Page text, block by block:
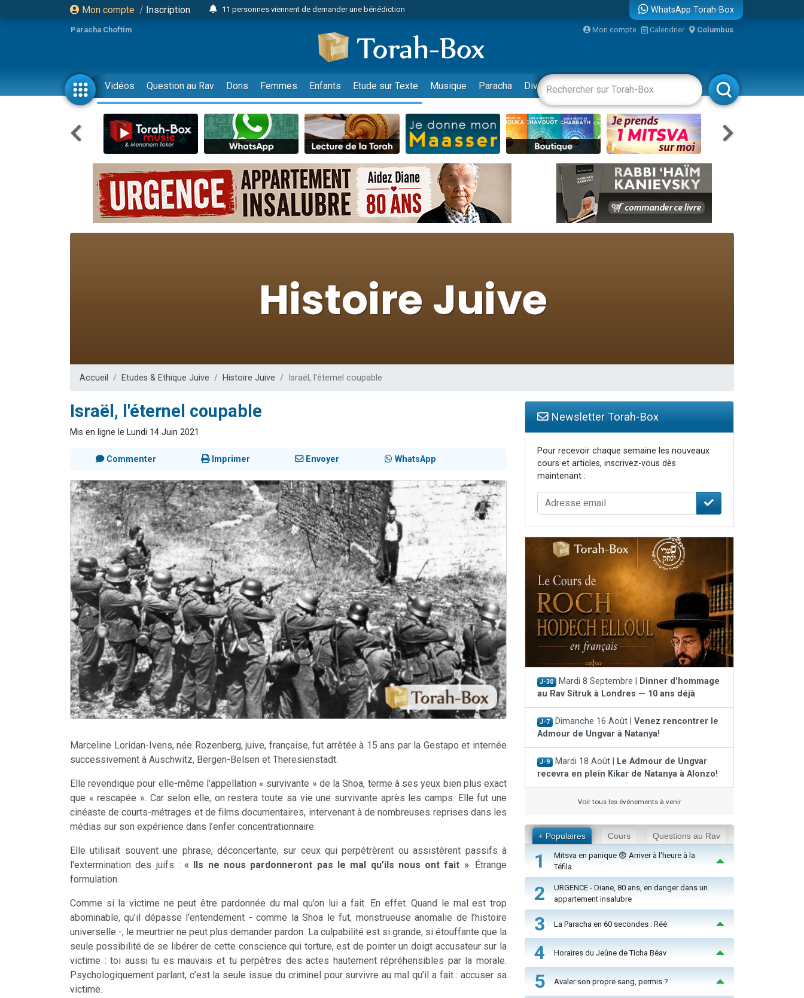
Mon compte / Inscription
11 personnes viennent de demander une bénédiction
Il reste 49 places pour étudier en groupe sur Zoom
2 personnes viennent de nous rejoindre sur WhatsApp
29 personnes viennent de demander une bénédiction
Il reste 49 places pour étudier en groupe sur Zoom
2 personnes viennent de nous rejoindre sur WhatsApp
6 personnes viennent de nous rejoindre sur WhatsApp
4 personnes viennent de faire un don pour Reloger Rivka, 6 enfants, victime de violences...
2 personnes viennent de faire un don pour 1 Journée de Vacances Pour les Enfants
17 personnes viennent de demander une bénédiction
4 personnes viennent de nous rejoindre sur WhatsApp
Il reste 49 places pour étudier en groupe sur Zoom
3 personnes viennent de faire un don pour 5 jours de vacances aux Orphelins
Odaya vient de donner son Maasser
WhatsApp Torah-Box
Paracha Choftim Mon compte Calendrier Columbus
Vidéos Question au Rav Dons Femmes Enfants Etude sur Texte Musique Paracha Divertissements Livres Rabbanim
Accueil Etudes & Ethique Juive Histoire Juive Israël, l'éternel coupable
Israël, l'éternel coupable
Mis en ligne le Lundi 14 Juin 2021
Commenter Imprimer Envoyer WhatsApp
Marceline Loridan-Ivens, née Rozenberg, juive, française, fut arrêtée à 15 ans par la Gestapo et internée
successivement à Auschwitz, Bergen-Belsen et Theresienstadt.
Elle revendique pour elle-même l’appellation « survivante » de la Shoa, terme à ses yeux bien plus exact
que « rescapée ». Car selon elle, on restera toute sa vie une survivante après les camps. Elle fut une
cinéaste de courts-métrages et de films documentaires, intervenant à de nombreuses reprises dans les
médias sur son expérience dans l’enfer concentrationnaire.
Elle utilisait souvent une phrase, déconcertante, sur ceux qui perpétrèrent ou assistèrent passifs à
l'extermination des juifs :« Ils ne nous pardonneront pas le mal qu’ils nous ont fait ». Étrange
formulation.
Comme si la victime ne peut être pardonnée du mal qu’on lui a fait. En effet. Quand le mal est trop
abominable, qu’il dépasse l’entendement - comme la Shoa le fut, monstrueuse anomalie de l’histoire
universelle -, le meurtrier ne peut plus demander pardon. La culpabilité est si grande, si étouffante que la
seule possibilité de se libérer de cette conscience qui torture, est de pointer un doigt accusateur sur la
victime : toi aussi tu es mauvais et tu perpètres des actes hautement répréhensibles par la morale.
Psychologiquement parlant, c’est la seule issue du criminel pour survivre au mal qu’il a fait : accuser sa
victime.
Newsletter Torah-Box
Pour recevoir chaque semaine les nouveaux
cours et articles, inscrivez-vous dès
maintenant :
J-30 Mardi 8 Septembre |
Dinner d'hommage
au Rav Sitruk à Londres — 10 ans déjà
J-7 Dimanche 16 Août | Venez rencontrer le
Admour de Ungvar à Natanya!
J-9 Mardi 18 Août |
Le Admour de Ungvar
recevra en plein Kikar de Natanya à Alonzo!
Voir tous les événements à venir
+ Populaires Cours Questions au Rav
1
Mitsva en panique 😨 Arriver à l'heure à la
Téfila
2
URGENCE - Diane, 80 ans, en danger dans un
appartement insalubre
3 La Paracha en 60 secondes : Réé
4 Horaires du Jeûne de Ticha Béav
5 Avaler son propre sang, permis ?